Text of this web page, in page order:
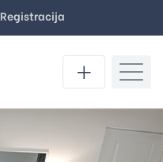
Registracija